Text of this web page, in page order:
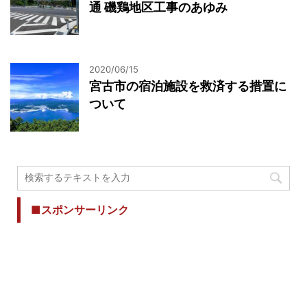
通 磯鶏地区工事のあゆみ
2020/06/15
宮古市の宿泊施設を救済する措置に
ついて
■スポンサーリンク